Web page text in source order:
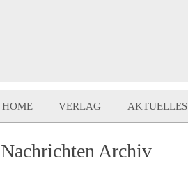
HOME VERLAG AKTUELLES
Nachrichten Archiv